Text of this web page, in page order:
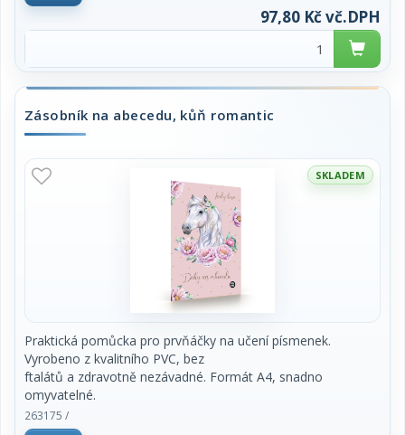
97,80 Kč vč.DPH
Zásobník na abecedu, kůň romantic
SKLADEM
Praktická pomůcka pro prvňáčky na učení písmenek.
Vyrobeno z kvalitního PVC, bez
ftalátů a zdravotně nezávadné. Formát A4, snadno
omyvatelné.
cena za 1kus
263175 /